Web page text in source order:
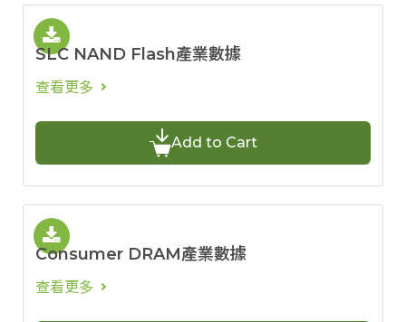
SLC NAND Flash產業數據
查看更多
Add to Cart
Consumer DRAM產業數據
查看更多